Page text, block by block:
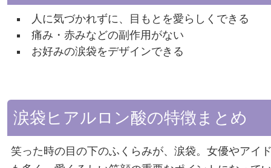
人に気づかれずに、目もとを愛らしくできる
痛み・赤みなどの副作用がない
お好みの涙袋をデザインできる
涙袋ヒアルロン酸の特徴まとめ
笑った時の目の下のふくらみが、涙袋。女優やアイ